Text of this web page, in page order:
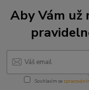
Aby Vám už
Souhlasím se